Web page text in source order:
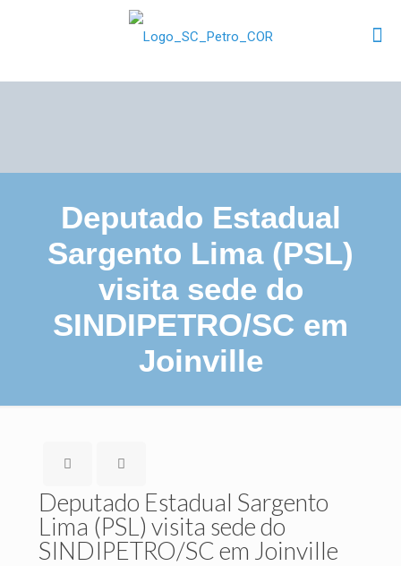
Deputado Estadual
Sargento Lima (PSL)
visita sede do
SINDIPETRO/SC em
Joinville
Deputado Estadual Sargento
Lima (PSL) visita sede do
SINDIPETRO/SC em Joinville